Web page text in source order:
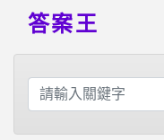
答案王